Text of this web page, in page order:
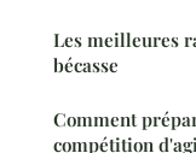
Les meilleures
bécasse
Comment
compétition